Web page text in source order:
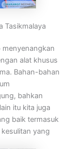
Tasikmalaya
menyenangkan
alat khusus
Bahan-bahan
bahkan
itu kita juga
baik termasuk
yang